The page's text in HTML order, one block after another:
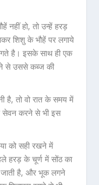
नहीं हो, तो उन्हें हरड़
शिशु के भौहें पर लगाये
है। इसके साथ ही एक
से उससे कब्ज की
है, तो वो रात के समय में
सेवन करने से भी इस
को सही रखने में
हरड़ के चूर्ण में सोंठ का
है, और भूक लगने